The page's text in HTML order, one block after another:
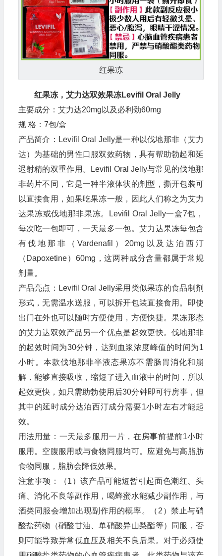
红果冻
红果冻，艾力达双效果冻Levifil Oral Jelly
主要成分：艾力达20mg以及必利劲60mg
规 格：7包/盒
产品简介：Levifil Oral Jelly是一种以伐地那非（艾力
达）为基础的男性口服双效药物，具有帮助勃起和延
迟射精的双重作用。Levifil Oral Jelly与常见的伐地那
非药片不同，它是一种半液体状的剂型，撕开包装可
以直接食用，如果吃果冻一般，因此人们称之为艾力
达果冻或伐地那非果冻。Levifil Oral Jelly一盒7包，
每次吃一包即可，一天最多一包。艾力达果冻每包含
有伐地那非（Vardenafil）20mg以及达泊西汀
（Dapoxetine）60mg，这两种成分含量都属于常规
剂量。
产品亮点：Levifil Oral Jelly采用类似果冻的食品制剂
形式，无需温水送服，可以拆开包装直接食用。即使
出门在外也可以随时方便使用，方便快捷。果冻形态
的艾力达双效产品另一个优点是起效更快。伐地那非
的起效时间为30分钟，达到血浆浓度峰值的时间为1
小时。本款伐地那非半液态果冻不需肠胃消化和崩
解，能够直接吸收，缩短了进入血液中的时间，所以
起效更快，如只需助勃使用后30分钟即可行房事，但
其中的延时成分达泊西汀成分需要1小时左右才能起
效。
用法用量：一天最多服用一片，在房事前提前1小时
服用。空腹服用或与食物同服均可。应避免与高脂肪
食物同服，脂肪会降低效果。
注意事项：（1）该产品可能短暂引起面色潮红、头
痛、消化不良等副作用，喝蜂蜜水能减少副作用，与
酒类同服会增加出现副作用的概率。（2）禁止与硝
酸盐药物（硝酸甘油、单硝酸异山梨酯等）同服，否
则可能导致异常低血压及相关不良后果。对于必须使